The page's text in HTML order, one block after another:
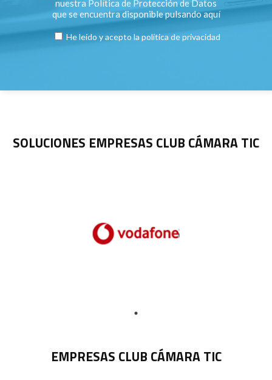
nuestra Política de Protección de Datos
que se encuentra disponible pulsandoaquí
He leído y acepto la política de privacidad
SOLUCIONES EMPRESAS CLUB CÁMARA TIC
EMPRESAS CLUB CÁMARA TIC